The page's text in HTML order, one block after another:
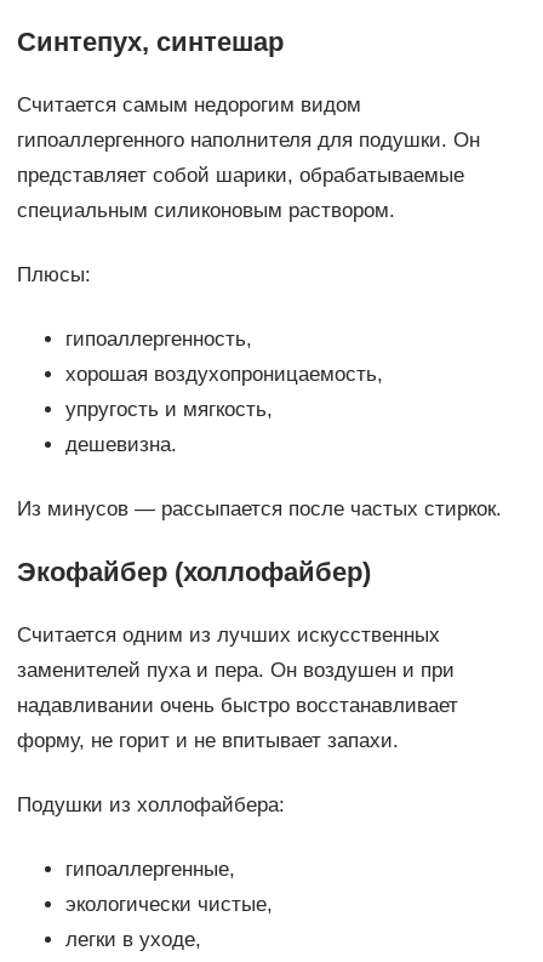
Синтепух, синтешар
Считается самым недорогим видом
гипоаллергенного наполнителя для подушки. Он
представляет собой шарики, обрабатываемые
специальным силиконовым раствором.
Плюсы:
гипоаллергенность,
хорошая воздухопроницаемость,
упругость и мягкость,
дешевизна.
Из минусов — рассыпается после частых стиркок.
Экофайбер (холлофайбер)
Считается одним из лучших искусственных
заменителей пуха и пера. Он воздушен и при
надавливании очень быстро восстанавливает
форму, не горит и не впитывает запахи.
Подушки из холлофайбера:
гипоаллергенные,
экологически чистые,
легки в уходе,